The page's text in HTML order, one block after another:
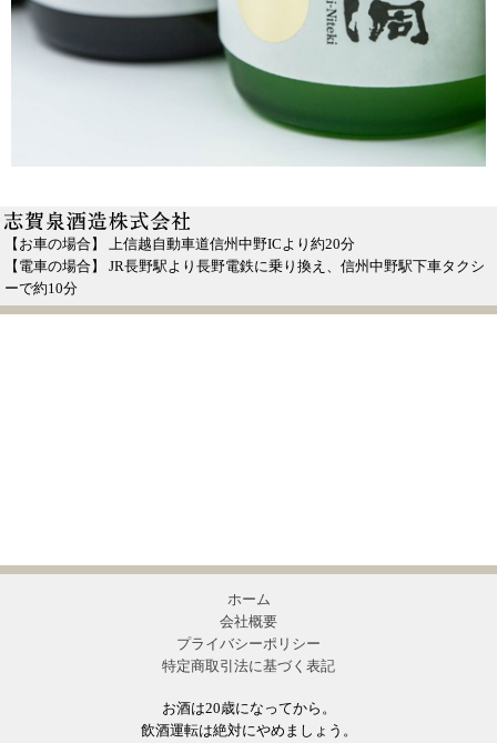
【お車の場合】 上信越自動車道信州中野ICより約20分
【電車の場合】 JR長野駅より長野電鉄に乗り換え、信州中野駅下車タクシ
ーで約10分
ホーム
会社概要
プライバシーポリシー
特定商取引法に基づく表記
お酒は20歳になってから。
飲酒運転は絶対にやめましょう。